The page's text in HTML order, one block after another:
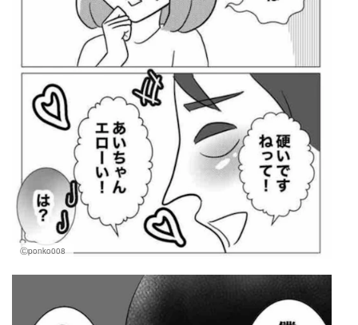
Ⓒponko008